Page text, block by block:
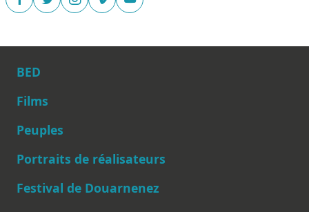
Main navigation
BED
Films
Peuples
Portraits de réalisateurs
Festival de Douarnenez